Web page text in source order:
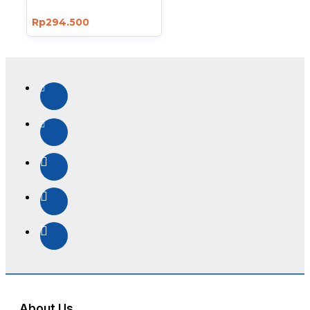
Rp294.500